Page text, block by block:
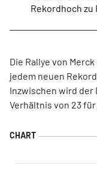
Rekordhoch zu
Die Rallye von
jedem neuen
Inzwischen wird der
Verhältnis von 23